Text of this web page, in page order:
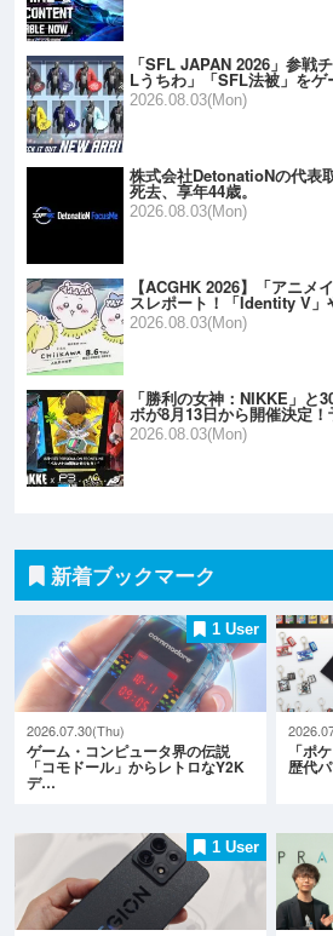
「SFL JAPAN 2026」参戦
Lうちわ」「SFL法被」を
2026.08.03(Mon)
株式会社DetonatioNの代表
死去、享年44歳。
2026.08.03(Mon)
【ACGHK 2026】「アニ
スレポート！「Identity V
2026.08.03(Mon)
「勝利の女神：NIKKE」と
ボが8月13日から開催決定
2026.08.03(Mon)
新着ブックマーク
1 User
2026.07.30(Thu)
ゲーム・コンピュータ界の伝説
「コモドール」からレトロなY2K
デ…
「ポ
歴代
1 User